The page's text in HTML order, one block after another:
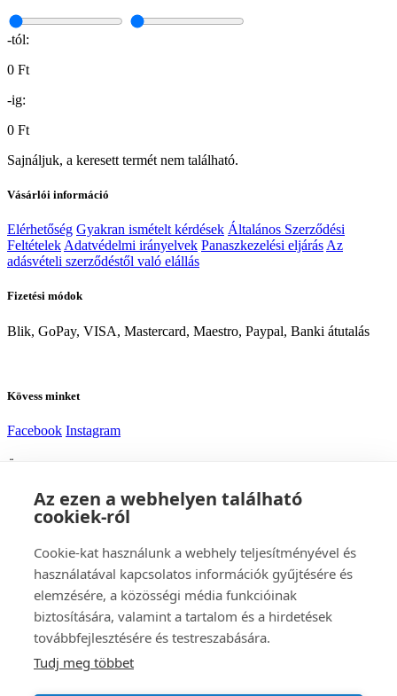
-tól:
0 Ft
-ig:
0 Ft
Sajnáljuk, a keresett termét nem található.
Vásárlói információ
Elérhetőség Gyakran ismételt kérdések Általános Szerződési
Feltételek Adatvédelmi irányelvek Panaszkezelési eljárás Az
adásvételi szerződéstől való elállás
Fizetési módok
Blik, GoPay, VISA, Mastercard, Maestro, Paypal, Banki átutalás
Kövess minket
Facebook Instagram
Szállítás Fizetés
Alexej
Ügyfélszolgálat
Lépj kapcsolatba velünk
Az ezen a webhelyen található
cookiek-ról
Cookie-kat használunk a webhely teljesítményével és
használatával kapcsolatos információk gyűjtésére és
elemzésére, a közösségi média funkcióinak
biztosítására, valamint a tartalom és a hirdetések
továbbfejlesztésére és testreszabására.
Tudj meg többet